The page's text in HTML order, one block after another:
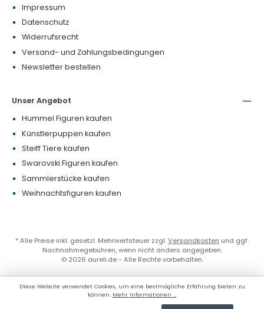
Impressum
Datenschutz
Widerrufsrecht
Versand- und Zahlungsbedingungen
Newsletter bestellen
Unser Angebot
Hummel Figuren kaufen
Künstlerpuppen kaufen
Steiff Tiere kaufen
Swarovski Figuren kaufen
Sammlerstücke kaufen
Weihnachtsfiguren kaufen
* Alle Preise inkl. gesetzl. Mehrwertsteuer zzgl.Versandkosten und ggf.
Nachnahmegebühren, wenn nicht anders angegeben.
© 2026 aureli.de - Alle Rechte vorbehalten.
Diese Website verwendet Cookies, um eine bestmögliche Erfahrung bieten zu
können. Mehr Informationen ...